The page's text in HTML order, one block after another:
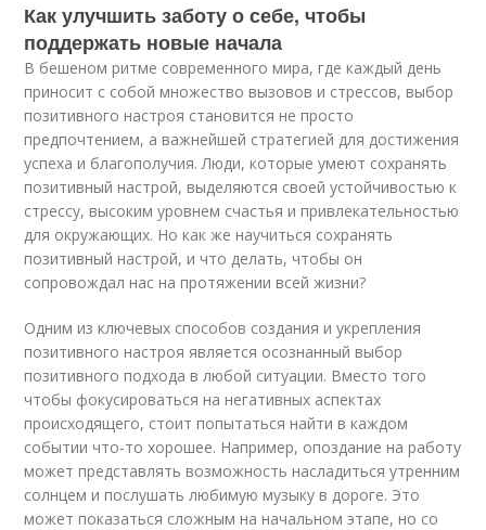
Как улучшить заботу о себе, чтобы
поддержать новые начала
В бешеном ритме современного мира, где каждый день
приносит с собой множество вызовов и стрессов, выбор
позитивного настроя становится не просто
предпочтением, а важнейшей стратегией для достижения
успеха и благополучия. Люди, которые умеют сохранять
позитивный настрой, выделяются своей устойчивостью к
стрессу, высоким уровнем счастья и привлекательностью
для окружающих. Но как же научиться сохранять
позитивный настрой, и что делать, чтобы он
сопровождал нас на протяжении всей жизни?
Одним из ключевых способов создания и укрепления
позитивного настроя является осознанный выбор
позитивного подхода в любой ситуации. Вместо того
чтобы фокусироваться на негативных аспектах
происходящего, стоит попытаться найти в каждом
событии что-то хорошее. Например, опоздание на работу
может представлять возможность насладиться утренним
солнцем и послушать любимую музыку в дороге. Это
может показаться сложным на начальном этапе, но со